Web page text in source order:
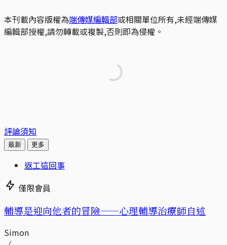
本刊載內容版權為端傳媒編輯部或相關單位所有,未經端傳媒
編輯部授權,請勿轉載或複製,否則即為侵權。
評論須知
最新 更多
返工這回事
僅限會員
輔導是迎向他者的冒險——心理輔導治療師自述
Simon